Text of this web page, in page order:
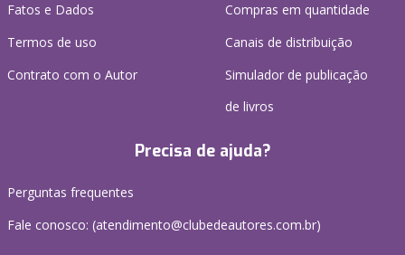
Fatos e Dados
Termos de uso
Contrato com o Autor
Compras em quantidade
Canais de distribuição
Simulador de publicação
de livros
Precisa de ajuda?
Perguntas frequentes
Fale conosco: (atendimento@clubedeautores.com.br)